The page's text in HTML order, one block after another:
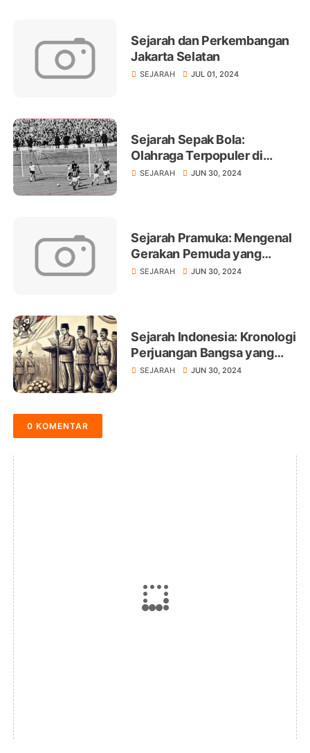
Sejarah dan Perkembangan
Jakarta Selatan
SEJARAH JUL 01, 2024
Sejarah Sepak Bola:
Olahraga Terpopuler di
Dunia
SEJARAH JUN 30, 2024
Sejarah Pramuka: Mengenal
Gerakan Pemuda yang
Melegenda
SEJARAH JUN 30, 2024
Sejarah Indonesia: Kronologi
Perjuangan Bangsa yang
Menakjubkan
SEJARAH JUN 30, 2024
0 KOMENTAR